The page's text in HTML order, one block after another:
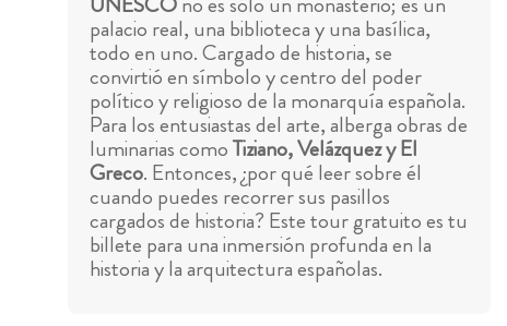
palacio real, una biblioteca y una basílica,
todo en uno. Cargado de historia, se
convirtió en símbolo y centro del poder
político y religioso de la monarquía española.
Para los entusiastas del arte, alberga obras de
luminarias comoTiziano, Velázquez y El
Greco. Entonces, ¿por qué leer sobre él
cuando puedes recorrer sus pasillos
cargados de historia? Este tour gratuito es tu
billete para una inmersión profunda en la
historia y la arquitectura españolas.